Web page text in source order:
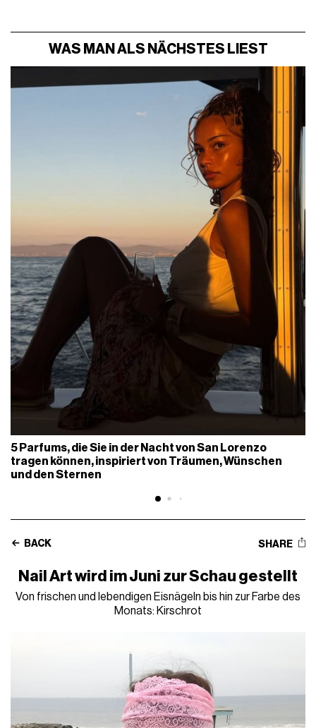
WAS MAN ALS NÄCHSTES LIEST
5 Parfums, die Sie in der Nacht von San Lorenzo
tragen können, inspiriert von Träumen, Wünschen
und den Sternen
BACK SHARE
Nail Art wird im Juni zur Schau gestellt
Von frischen und lebendigen Eisnägeln bis hin zur Farbe des
Monats: Kirschrot